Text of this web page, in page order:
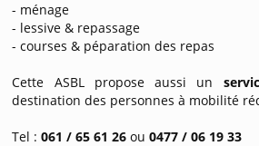
- ménage
- lessive & repassage
- courses & péparation des repas
Cette ASBL propose aussi un
destination des personnes à mobilité
Tel :061 / 65 61 26 ou0477 / 06 19 33